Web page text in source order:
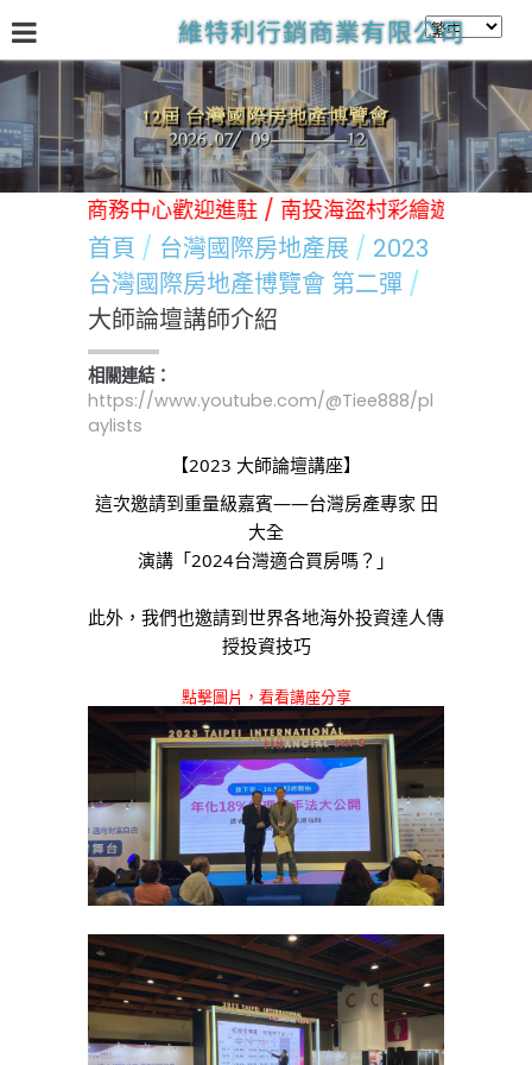
維特利行銷商業有限公司
關於我們 台灣國際房地產展 林口Victory商務中心 日
商務中心歡迎進駐 / 南投海盜村彩繪遊樂園歡
首頁 台灣國際房地產展
2023
台灣國際房地產博覽會 第二彈
大師論壇講師介紹
相關連結：
https://www.youtube.com/@Tiee888/pl
aylists
【2023 大師論壇講座】
這次邀請到重量級嘉賓——台灣房產專家 田
大全
演講「2024台灣適合買房嗎？」
此外，我們也邀請到世界各地海外投資達人傳
授投資技巧
點擊圖片，看看講座分享